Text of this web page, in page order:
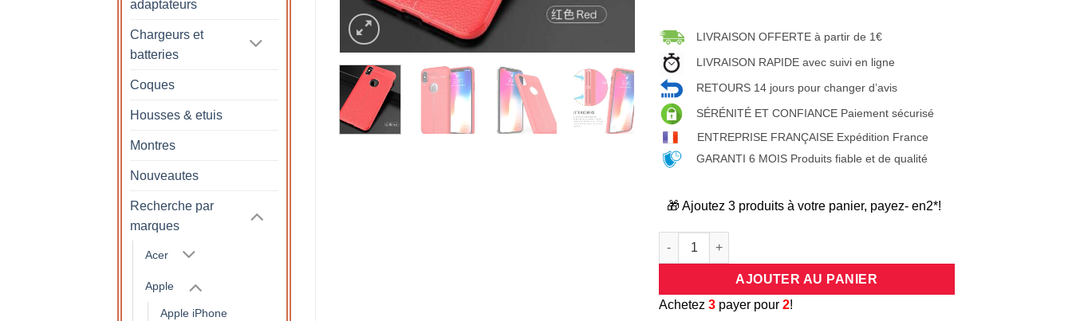
adaptateurs
Chargeurs et
batteries
Coques
Housses & etuis
Montres
Nouveautes
Recherche par
marques
Acer
Apple
Apple iPhone
LIVRAISON OFFERTE à partir de 1€
LIVRAISON RAPIDE avec suivi en ligne
RETOURS 14 jours pour changer d’avis
SÉRÉNITÉ ET CONFIANCE Paiement sécurisé
ENTREPRISE FRANÇAISE Expédition France
GARANTI 6 MOIS Produits fiable et de qualité
🎁 Ajoutez 3 produits à votre panier, payez- en2*!
quantité de Coque/étui de protection en silicone aspect cuir pour Apple
AJOUTER AU PANIER
Achetez3 payer pour2!